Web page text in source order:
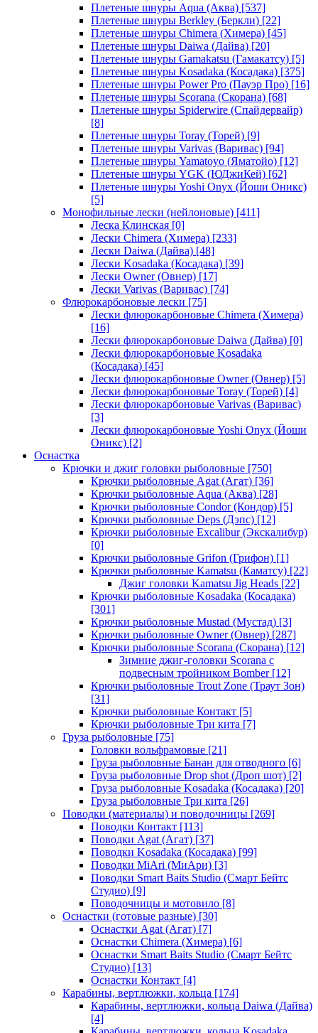
Плетеные шнуры Aqua (Аква) [537]
Плетеные шнуры Berkley (Беркли) [22]
Плетеные шнуры Chimera (Химера) [45]
Плетеные шнуры Daiwa (Дайва) [20]
Плетеные шнуры Gamakatsu (Гамакатсу) [5]
Плетеные шнуры Kosadaka (Косадака) [375]
Плетеные шнуры Power Pro (Пауэр Про) [16]
Плетеные шнуры Scorana (Скорана) [68]
Плетеные шнуры Spiderwire (Спайдервайр)
[8]
Плетеные шнуры Toray (Торей) [9]
Плетеные шнуры Varivas (Варивас) [94]
Плетеные шнуры Yamatoyo (Яматойо) [12]
Плетеные шнуры YGK (ЮДжиКей) [62]
Плетеные шнуры Yoshi Onyx (Йоши Оникс)
[5]
Монофильные лески (нейлоновые) [411]
Леска Клинская [0]
Лески Chimera (Химера) [233]
Лески Daiwa (Дайва) [48]
Лески Kosadaka (Косадака) [39]
Лески Owner (Овнер) [17]
Лески Varivas (Варивас) [74]
Флюрокарбоновые лески [75]
Лески флюрокарбоновые Chimera (Химера)
[16]
Лески флюрокарбоновые Daiwa (Дайва) [0]
Лески флюрокарбоновые Kosadaka
(Косадака) [45]
Лески флюрокарбоновые Owner (Овнер) [5]
Лески флюрокарбоновые Toray (Торей) [4]
Лески флюрокарбоновые Varivas (Варивас)
[3]
Лески флюрокарбоновые Yoshi Onyx (Йоши
Оникс) [2]
Оснастка
Крючки и джиг головки рыболовные [750]
Крючки рыболовные Agat (Агат) [36]
Крючки рыболовные Aqua (Аква) [28]
Крючки рыболовные Condor (Кондор) [5]
Крючки рыболовные Deps (Дэпс) [12]
Крючки рыболовные Excalibur (Экскалибур)
[0]
Крючки рыболовные Grifon (Грифон) [1]
Крючки рыболовные Kamatsu (Каматсу) [22]
Джиг головки Kamatsu Jig Heads [22]
Крючки рыболовные Kosadaka (Косадака)
[301]
Крючки рыболовные Mustad (Мустад) [3]
Крючки рыболовные Owner (Овнер) [287]
Крючки рыболовные Scorana (Скорана) [12]
Зимние джиг-головки Scorana с
подвесным тройником Bomber[12]
Крючки рыболовные Trout Zone (Траут Зон)
[31]
Крючки рыболовные Контакт [5]
Крючки рыболовные Три кита [7]
Груза рыболовные [75]
Головки вольфрамовые [21]
Груза рыболовные Банан для отводного [6]
Груза рыболовные Drop shot (Дроп шот) [2]
Груза рыболовные Kosadaka (Косадака) [20]
Груза рыболовные Три кита [26]
Поводки (материалы) и поводочницы [269]
Поводки Контакт [113]
Поводки Agat (Агат) [37]
Поводки Kosadaka (Косадака) [99]
Поводки MiAri (МиАри) [3]
Поводки Smart Baits Studio (Смарт Бейтс
Студио) [9]
Поводочницы и мотовило [8]
Оснастки (готовые разные) [30]
Оснастки Agat (Агат) [7]
Оснастки Chimera (Химера) [6]
Оснастки Smart Baits Studio (Смарт Бейтс
Студио) [13]
Оснастки Контакт [4]
Карабины, вертлюжки, кольца [174]
Карабины, вертлюжки, кольца Daiwa (Дайва)
[4]